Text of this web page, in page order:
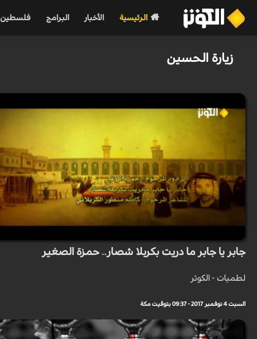
الرئيسية الأخبار البرامج فلسطين
زيارة الحسين
جابر يا جابر ما دريت بكربلا شصار.. حمزة الصغير
لطميات - الكوثر
السبت 4 نوفمبر 2017 - 09:37 بتوقيت مكة